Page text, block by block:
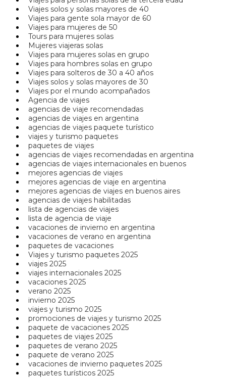
Viajes solos y solas mayores de 40
Viajes para gente sola mayor de 60
Viajes para mujeres de 50
Tours para mujeres solas
Mujeres viajeras solas
Viajes para mujeres solas en grupo
Viajes para hombres solas en grupo
Viajes para solteros de 30 a 40 años
Viajes solos y solas mayores de 30
Viajes por el mundo acompañados
Agencia de viajes
agencias de viaje recomendadas
agencias de viajes en argentina
agencias de viajes paquete turístico
viajes y turismo paquetes
paquetes de viajes
agencias de viajes recomendadas en argentina
agencias de viajes internacionales en buenos
mejores agencias de viajes
mejores agencias de viaje en argentina
mejores agencias de viajes en buenos aires
agencias de viajes habilitadas
lista de agencias de viajes
lista de agencia de viaje
vacaciones de invierno en argentina
vacaciones de verano en argentina
paquetes de vacaciones
Viajes y turismo paquetes 2025
viajes 2025
viajes internacionales 2025
vacaciones 2025
verano 2025
invierno 2025
viajes y turismo 2025
promociones de viajes y turismo 2025
paquete de vacaciones 2025
paquetes de viajes 2025
paquetes de verano 2025
paquete de verano 2025
vacaciones de invierno paquetes 2025
paquetes turísticos 2025